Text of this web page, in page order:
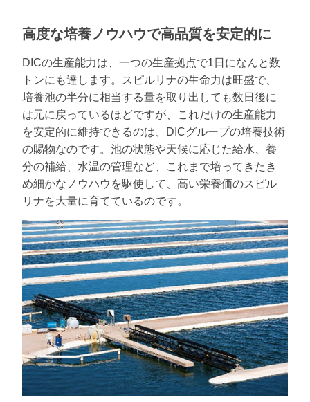
高度な培養ノウハウで高品質を安定的に
DICの生産能力は、一つの生産拠点で1日になんと数
トンにも達します。スピルリナの生命力は旺盛で、
培養池の半分に相当する量を取り出しても数日後に
は元に戻っているほどですが、これだけの生産能力
を安定的に維持できるのは、DICグループの培養技術
の賜物なのです。池の状態や天候に応じた給水、養
分の補給、水温の管理など、これまで培ってきたき
め細かなノウハウを駆使して、高い栄養価のスピル
リナを大量に育てているのです。